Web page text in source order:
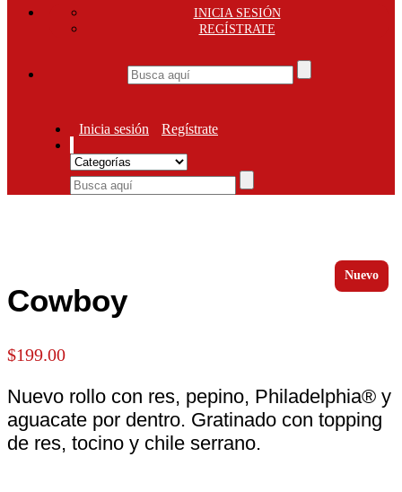
INICIA SESIÓN
REGÍSTRATE
Inicia sesión Regístrate
Nuevo
Cowboy
$199.00
Nuevo rollo con res, pepino, Philadelphia® y
aguacate por dentro. Gratinado con topping
de res, tocino y chile serrano.